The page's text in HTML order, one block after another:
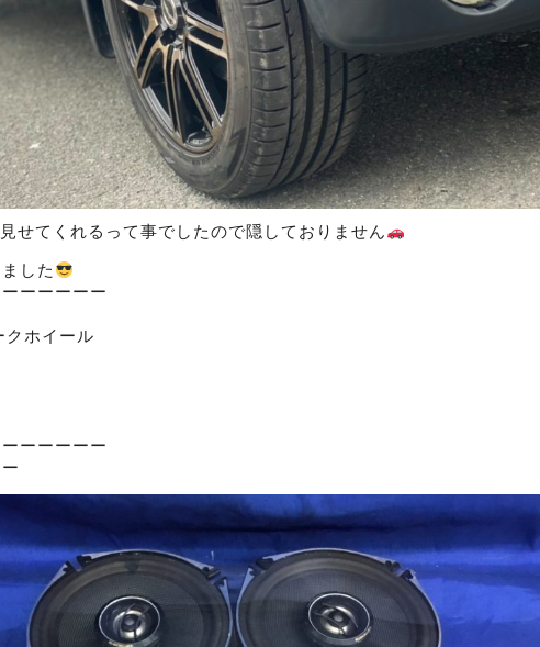
せてくれるって事でしたので隠しておりません
した
ーーーーー
ホイール
ーーーーー